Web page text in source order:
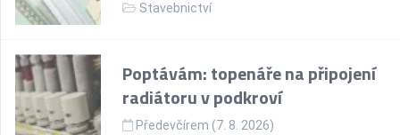
Stavebnictví
Poptávám: topenáře na připojení
radiátoru v podkroví
Předevčírem (7. 8. 2026)